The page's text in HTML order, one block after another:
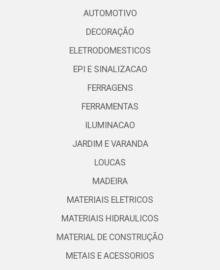
AUTOMOTIVO
DECORAÇÃO
ELETRODOMESTICOS
EPI E SINALIZACAO
FERRAGENS
FERRAMENTAS
ILUMINACAO
JARDIM E VARANDA
LOUCAS
MADEIRA
MATERIAIS ELETRICOS
MATERIAIS HIDRAULICOS
MATERIAL DE CONSTRUÇÃO
METAIS E ACESSORIOS